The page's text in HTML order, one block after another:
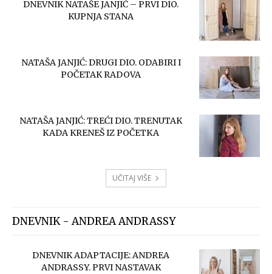
DNEVNIK NATAŠE JANJIĆ – PRVI DIO.
KUPNJA STANA
NATAŠA JANJIĆ: DRUGI DIO. ODABIRI I
POČETAK RADOVA
NATAŠA JANJIĆ: TREĆI DIO. TRENUTAK
KADA KRENEŠ IZ POČETKA
UČITAJ VIŠE
DNEVNIK - ANDREA ANDRASSY
DNEVNIK ADAPTACIJE: ANDREA
ANDRASSY. PRVI NASTAVAK